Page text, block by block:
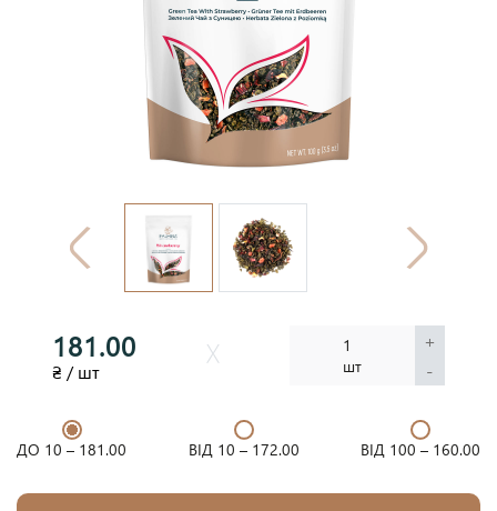
181.00
₴ / шт
1
шт
+
-
ДО 10 – 181.00 ВІД 10 – 172.00 ВІД 100 – 160.00